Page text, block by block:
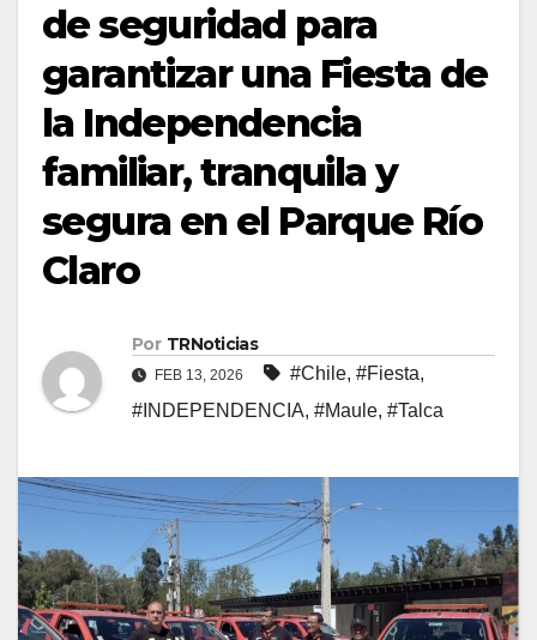
de seguridad para
garantizar una Fiesta de
la Independencia
familiar, tranquila y
segura en el Parque Río
Claro
Por TRNoticias
FEB 13, 2026 #Chile, #Fiesta,
#INDEPENDENCIA, #Maule, #Talca